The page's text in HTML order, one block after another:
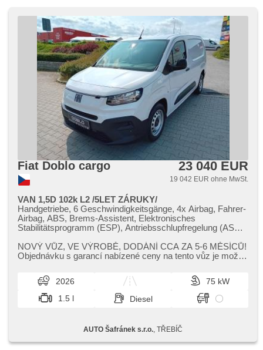
Fiat Doblo cargo 23 040 EUR
19 042 EUR ohne MwSt.
VAN 1,5D 102k L2 /5LET ZÁRUKY/
Handgetriebe, 6 Geschwindigkeitsgänge, 4x Airbag, Fahrer-
Airbag, ABS, Brems-Assistent, Elektronisches
Stabilitätsprogramm (ESP), Antriebsschlupfregelung (ASR),
Klimaanlage, Tempomat, LED adaptivní světlomety, täglich
Leuchten, erfüllt 'EURO VI', Bordcomputer, parkovací
hands free, Android Auto, Apple CarPlay, Bluetooth, El.
Seitenscheiben, El. Vorderscheiben, plnohodnotné rezervní
kolo, El. Spiegel, Wegfahrsperre, Zentralverriegelung mit
Funkfernbedienung, Zentralverriegelung, Vorderlichter LED,
Ausziehbare Kopflehnen, El. Anlasser, Garantie
NOVÝ VŮZ,​ VE VÝROBĚ,​ DODÁNÍ CCA ZA 5​-6 MĚSÍCŮ!
Objednávku s garancí nabízené ceny na tento vůz je možné
2026
75 kW
1.5 l
Diesel
AUTO Šafránek s.r.o. , TŘEBÍČ